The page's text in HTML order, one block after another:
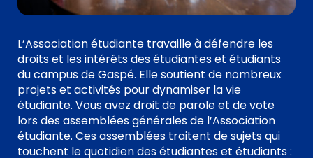
L’Association étudiante travaille à défendre les
droits et les intérêts des étudiantes et étudiants
du campus de Gaspé. Elle soutient de nombreux
projets et activités pour dynamiser la vie
étudiante. Vous avez droit de parole et de vote
lors des assemblées générales de l’Association
étudiante. Ces assemblées traitent de sujets qui
touchent le quotidien des étudiantes et étudiants :